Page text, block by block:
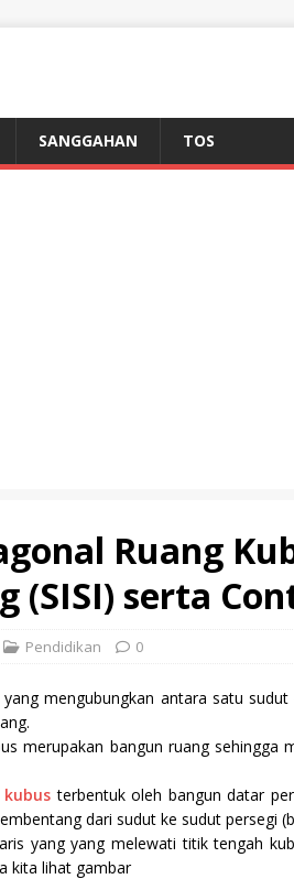
SANGGAHAN TOS
Ruang
(SISI) serta
Pendidikan 0
mengubungkan antara satu
merupakan bangun ruang sehingga
terbentuk oleh bangun datar
dari sudut ke sudut persegi
yang yang melewati titik tengah
kita lihat gambar